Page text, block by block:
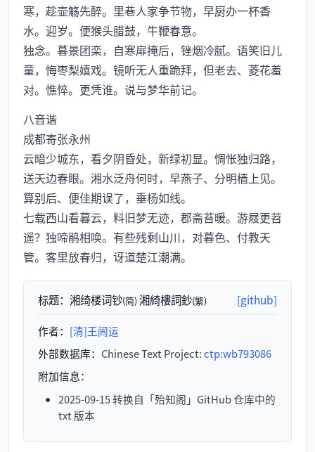
寒，趁壶觞先醉。里巷人家争节物，早厨办一杯香
水。迎岁。便猴头腊鼓，牛鞭春意。
独念。暮景团栾，自寒扉掩后，锉烟冷腻。语笑旧儿
童，悔枣梨嬉戏。镜听无人重跪拜，但老去、菱花羞
对。憔悴。更凭谁。说与梦华前记。
八音谐
成都寄张永州
云暗少城东，看夕阴昏处，新绿初显。惆怅独归路，
送天边春眼。湘水泛舟何时，早燕子、分明樯上见。
算别后、便佳期误了，垂杨如线。
七载西山看暮云，料旧梦无迹，郡斋苔暖。游屐更苕
遥？独啼鹃相唤。有些残剩山川，对暮色、付教天
管。客里放春归，讶道楚江潮满。
标题： 湘绮楼词钞(简)湘綺樓詞鈔(繁) [github]
作者： [清]王闿运
外部数据库： Chinese Text Project:ctp:wb793086
附加信息：
2025-09-15 转换自「殆知阁」GitHub 仓库中的
txt 版本